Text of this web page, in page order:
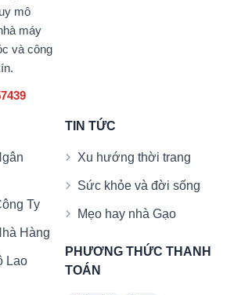
mô
máy
và công
Ty
Hàng
Lao
TIN TỨC
Xu hướng thời trang
Sức khỏe và đời sống
Mẹo hay nhà Gạo
PHƯƠNG THỨC THANH
TOÁN